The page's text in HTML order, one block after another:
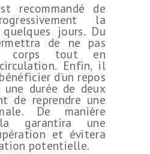
recommandé de
la
jours. Du
de ne pas
corps tout en
Enfin, il
d’un repos
durée de deux
de reprendre une
De manière
garantira une
et évitera
potentielle.